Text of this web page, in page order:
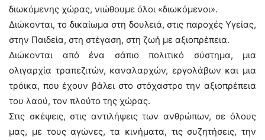
διωκόμενης χώρας, νιώθουμε όλοι «διωκόμενοι».
Διώκονται, το δικαίωμα στη δουλειά, στις παροχές Υγείας,
στην Παιδεία, στη στέγαση, στη ζωή με αξιοπρέπεια.
Διώκονται από ένα σάπιο πολιτικό σύστημα, μια
ολιγαρχία τραπεζιτών, καναλαρχών, εργολάβων και μια
τρόικα, που έχουν βάλει στο στόχαστρο την αξιοπρέπεια
του λαού, τον πλούτο της χώρας.
Στις σκέψεις, στις αντιλήψεις των ανθρώπων, σε όλους
μας, με τους αγώνες, τα κινήματα, τις συζητήσεις, την